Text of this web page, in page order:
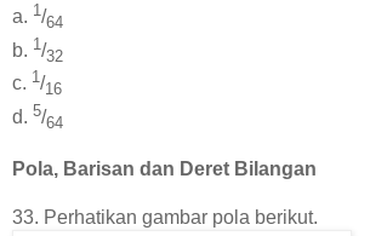
a. 1/64
b. 1/32
c. 1/16
d. 5/64
Pola, Barisan dan Deret Bilangan
33. Perhatikan gambar pola berikut.